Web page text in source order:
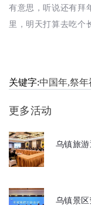
有意思，听说还有拜
里，明天打算去吃个
关键字:中国年,祭年
更多活动
乌镇旅
乌镇景